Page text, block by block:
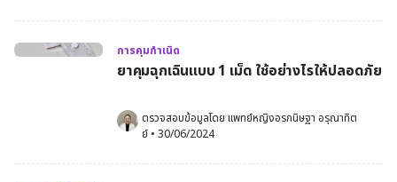
การคุมกำเนิด
ยาคุมฉุกเฉินแบบ 1 เม็ด ใช้อย่างไรให้ปลอดภัย
ตรวจสอบข้อมูลโดย แพทย์หญิงอรกนิษฐา อรุณาทิต
ย์ • 30/06/2024